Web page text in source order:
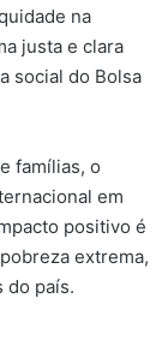
na
justa e clara
social do Bolsa
famílias, o
em
positivo é
extrema,
do país.